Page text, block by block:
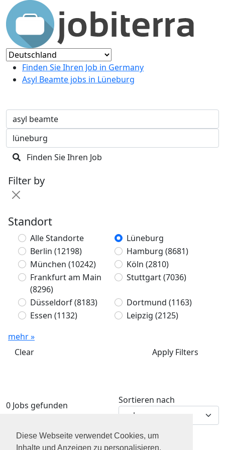
Diese Webseite verwendet Cookies, um
Inhalte und Anzeigen zu personalisieren,
Finden Sie Ihren Job in Germany
Asyl Beamte jobs in Lüneburg
Finden Sie Ihren Job
Filter by
Standort
Alle Standorte
Lüneburg
Berlin (12198) Hamburg (8681)
München (10242) Köln (2810)
Frankfurt am Main
(8296)
Stuttgart(7036)
Düsseldorf(8183) Dortmund (1163)
Essen (1132) Leipzig (2125)
mehr »
Clear
Apply Filters
0 Jobs gefunden Sortieren nach